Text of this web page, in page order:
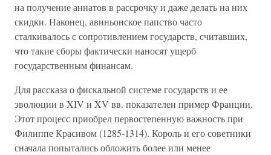
на получение аннатов в рассрочку и даже делать на них
скидки. Наконец, авиньонское папство часто
сталкивалось с сопротивлением государств, считавших,
что такие сборы фактически наносят ущерб
государственным финансам.
Для рассказа о фискальной системе государств и ее
эволюции в XIV и XV вв. показателен пример Франции.
Этот процесс приобрел первостепенную важность при
Филиппе Красивом (1285-1314). Король и его советники
сначала попытались обложить более или менее